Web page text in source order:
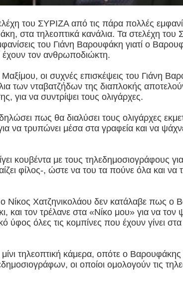
του ΣΥΡΙΖΑ από τις πάρα πολλές
στα τηλεοπτικά κανάλια. Τα στελέχη του
του Γιάνη Βαρουφάκη γιατί ο
έχουν τον ανθρωποδιώκτη.
οι συχνές επισκέψεις του Γιάνη
των νταβατζήδων της διαπλοκής
για να συντρίψει τους ολιγάρχες.
πως θα διαλύσει τους ολιγάρχες
να τρυπώνει μέσα στα γραφεία και να
κουβέντα με τους τηλεδημοσιογράφους
φίλος-, ώστε να του τα πούνε όλα και να
Νίκος Χατζηνικολάου δεν κατάλαβε πως ο
και τον τρέλανε στα «Νίκο μου» για να τον
ύφος όλες τις κομπίνες που έχουν γίνει
τηλεοπτική κάμερα, οπότε ο Βαρουφάκης
οι οποίοι ομολογούν τις